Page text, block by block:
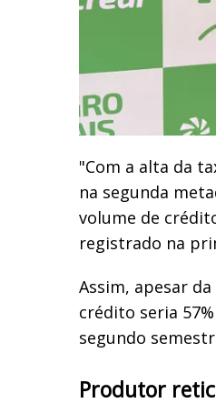
"Com a alta da
na segunda
volume de
registrado na
Assim, apesar
crédito seria
segundo
Produtor